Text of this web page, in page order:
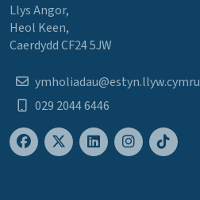
Llys Angor,
Heol Keen,
Caerdydd CF24 5JW
ymholiadau@estyn.llyw.cymru
029 2044 6446